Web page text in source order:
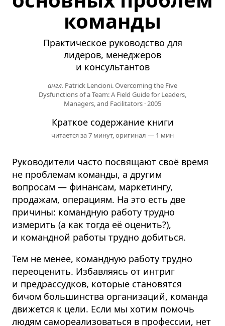
команды
Практическое руководство для
лидеров, менеджеров
и консультантов
англ. Patrick Lencioni. Overcoming the Five
Dysfunctions of a Team: A Field Guide for Leaders,
Managers, and Facilitators ·2005
Краткое содержание книги
читается за 7 минут,оригинал — 1 мин
Руководители часто посвящают своё время
не проблемам команды, а другим
вопросам — финансам, маркетингу,
продажам, операциям. На это есть две
причины: командную работу трудно
измерить (а как тогда её оценить?),
и командной работы трудно добиться.
Тем не менее, командную работу трудно
переоценить. Избавляясь от интриг
и предрассудков, которые становятся
бичом большинства организаций, команда
движется к цели. Если мы хотим помочь
людям самореа­ли­зоваться в профессии, нет